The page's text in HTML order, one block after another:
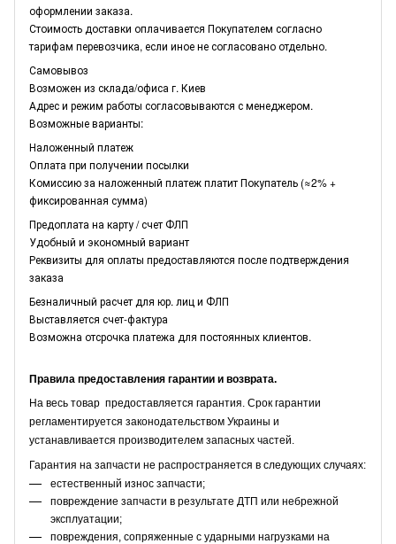
оформлении заказа.
Стоимость доставки оплачивается Покупателем согласно
тарифам перевозчика, если иное не согласовано отдельно.
Самовывоз
Возможен из склада/офиса г. Киев
Адрес и режим работы согласовываются с менеджером.
Возможные варианты:
Наложенный платеж
Оплата при получении посылки
Комиссию за наложенный платеж платит Покупатель (≈2% +
фиксированная сумма)
Предоплата на карту / счет ФЛП
Удобный и экономный вариант
Реквизиты для оплаты предоставляются после подтверждения
заказа
Безналичный расчет для юр. лиц и ФЛП
Выставляется счет-фактура
Возможна отсрочка платежа для постоянных клиентов.
Правила предоставления гарантии и возврата.
На весь товар предоставляется гарантия. Срок гарантии
регламентируется законодательством Украины и
устанавливается производителем запасных частей.
Гарантия на запчасти не распространяется в следующих случаях:
естественный износ запчасти;
повреждение запчасти в результате ДТП или небрежной
эксплуатации;
повреждения, сопряженные с ударными нагрузками на